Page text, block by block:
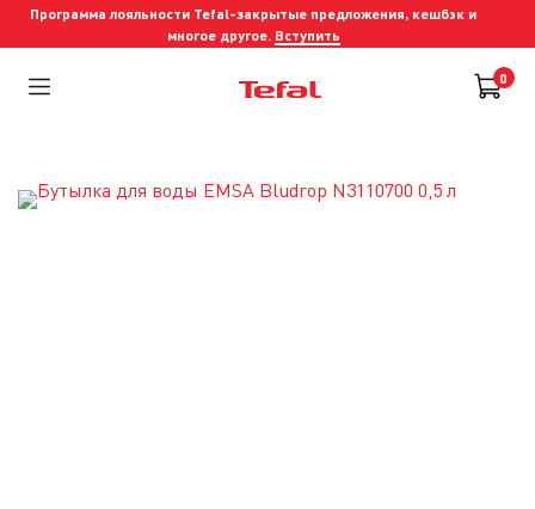
Программа лояльности Tefal-закрытые предложения, кешбэк и
многое другое. Вступить
0